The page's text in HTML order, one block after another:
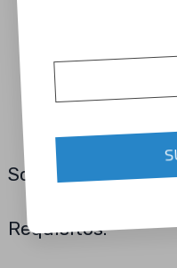
Solicita Ingeniero
Requisitos: